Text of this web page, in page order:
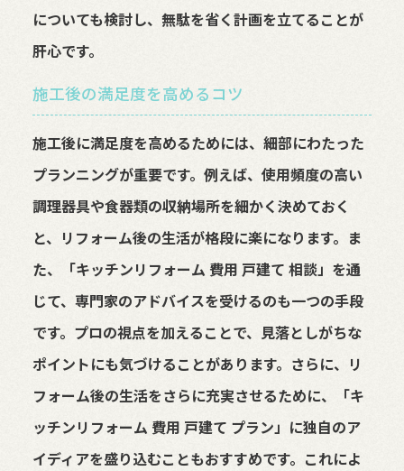
についても検討し、無駄を省く計画を立てることが
肝心です。
施工後の満足度を高めるコツ
施工後に満足度を高めるためには、細部にわたった
プランニングが重要です。例えば、使用頻度の高い
調理器具や食器類の収納場所を細かく決めておく
と、リフォーム後の生活が格段に楽になります。ま
た、「キッチンリフォーム 費用 戸建て 相談」を通
じて、専門家のアドバイスを受けるのも一つの手段
です。プロの視点を加えることで、見落としがちな
ポイントにも気づけることがあります。さらに、リ
フォーム後の生活をさらに充実させるために、「キ
ッチンリフォーム 費用 戸建て プラン」に独自のア
イディアを盛り込むこともおすすめです。これによ